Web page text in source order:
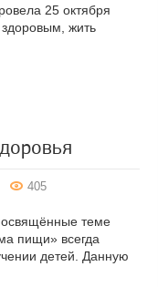
25 октября
жить
405
теме
пищи» всегда
детей. Данную